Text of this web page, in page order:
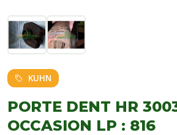
KUHN
PORTE DENT HR
OCCASION LP : 816